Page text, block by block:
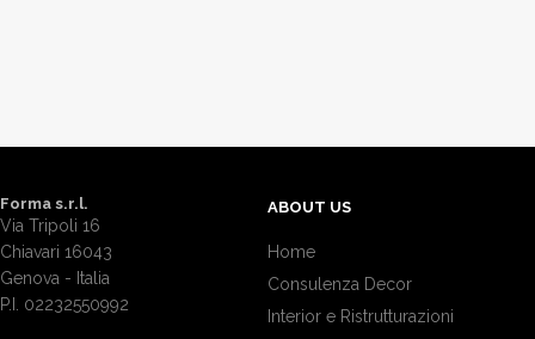
Forma s.r.l.
Via Tripoli 16
Chiavari 16043
Genova - Italia
P.I. 02232550992
ABOUT US
Home
Consulenza Decor
Interior e Ristrutturazioni